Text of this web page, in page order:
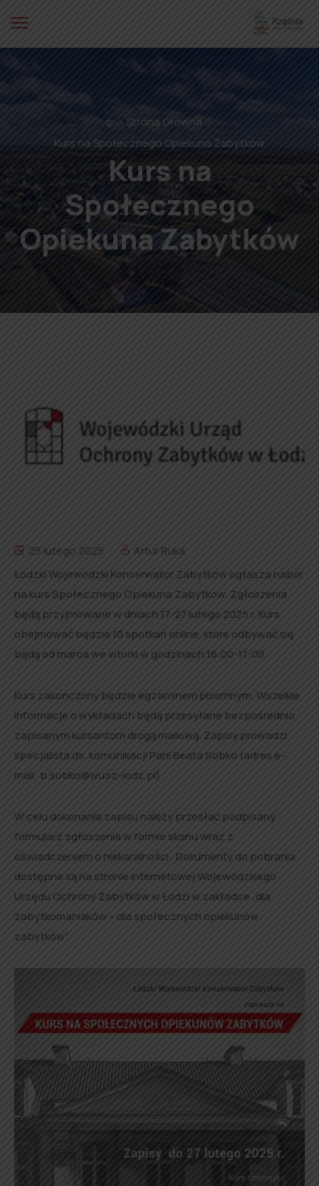
⌂
Strona Główna
Kurs na Społecznego Opiekuna Zabytków
Kurs na
Społecznego
Opiekuna Zabytków
25 lutego 2025
Artur Ruka
Łódzki Wojewódzki Konserwator Zabytków ogłasza nabór
na kurs Społecznego Opiekuna Zabytków. Zgłoszenia
będą przyjmowane w dniach 17-27 lutego 2025 r. Kurs
obejmować będzie 10 spotkań online, które odbywać się
będą od marca we wtorki w godzinach 16:00-17:00.
Kurs zakończony będzie egzaminem pisemnym. Wszelkie
informacje o wykładach będą przesyłane bezpośrednio
zapisanym kursantom drogą mailową. Zapisy prowadzi
specjalista ds. komunikacji Pani Beata Sobko (adres e-
mail: b.sobko@wuoz-lodz.pl).
W celu dokonania zapisu należy przesłać podpisany
formularz zgłoszenia w formie skanu wraz z
oświadczeniem o niekaralności. Dokumenty do pobrania
dostępne są na stronie internetowej Wojewódzkiego
Urzędu Ochrony Zabytków w Łodzi w zakładce „dla
zabytkomaniaków – dla społecznych opiekunów
zabytków”.